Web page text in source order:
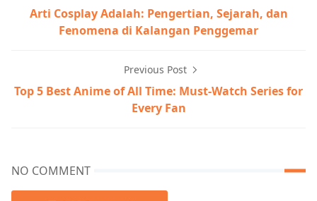
Arti Cosplay Adalah: Pengertian, Sejarah, dan
Fenomena di Kalangan Penggemar
Previous Post
Top 5 Best Anime of All Time: Must-Watch Series for
Every Fan
NO COMMENT